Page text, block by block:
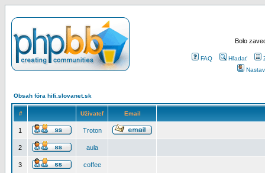
Bolo
FAQ Hľadať
Obsah fóra hifi.slovanet.sk
# Užívateľ Email
1 Troton
2 aula
3 coffee